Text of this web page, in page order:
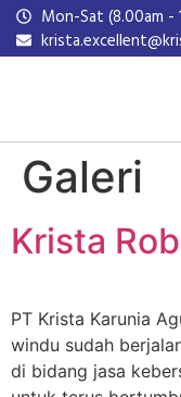
Mon-Sat (8.00am -
Galeri
Krista
PT Krista Karunia
windu sudah
di bidang jasa